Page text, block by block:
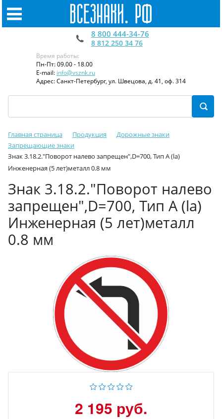
8 800 444-34-76
8 812 250 34 76
Время работы:
Пн-Пт: 09.00 - 18.00
E-mail: info@vsznk.ru
Адрес: Санкт-Петербург, ул. Швецова, д. 41, оф. 314
Главная страница Продукция
Дорожные знаки
Запрещающие знаки
Знак 3.18.2."Поворот налево запрещен",D=700, Тип А (la)
Инженерная (5 лет)металл 0.8 мм
Знак 3.18.2."Поворот налево
запрещен",D=700, Тип А (la)
Инженерная (5 лет)металл
0.8 мм
2 195 руб.